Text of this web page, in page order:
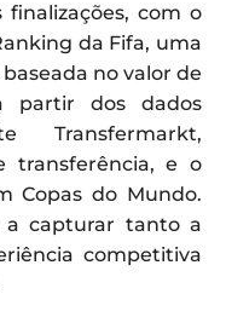
com o
da Fifa, uma
no valor de
partir dos dados
Transfermarkt,
transferência, e o
Copas do Mundo.
a capturar tanto a
competitiva